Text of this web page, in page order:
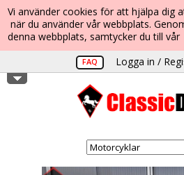
Vi använder cookies för att hjälpa dig
när du använder vår webbplats.
denna webbplats, samtycker du till vår
FAQ Logga in /